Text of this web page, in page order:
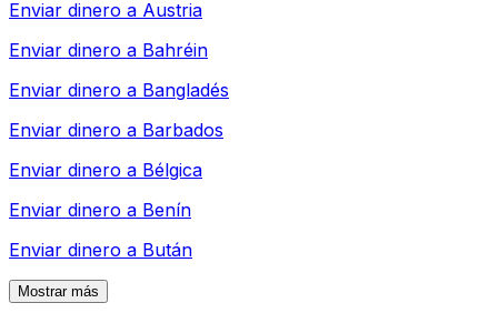
Enviar dinero a Austria
Enviar dinero a Bahréin
Enviar dinero a Bangladés
Enviar dinero a Barbados
Enviar dinero a Bélgica
Enviar dinero a Benín
Enviar dinero a Bután
Mostrar más